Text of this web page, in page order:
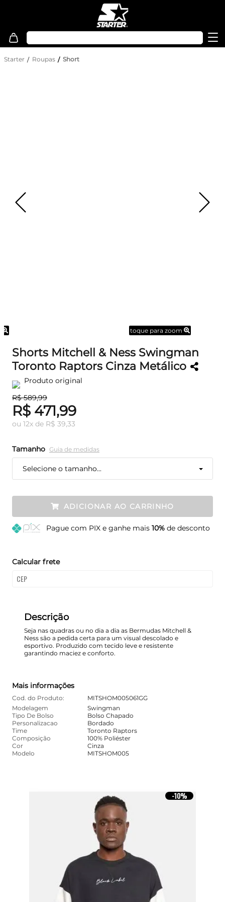
Starter Roupas Short
toque para zoom
Shorts Mitchell & Ness Swingman
Toronto Raptors Cinza Metálico
Produto original
R$ 589,99
R$ 471,99
ou 12x de R$ 39,33
Tamanho Guia de medidas
Selecione o tamanho...
ADICIONAR AO CARRINHO
Pague com PIX e ganhe mais 10%de desconto
Calcular frete
Descrição
Seja nas quadras ou no dia a dia as Bermudas Mitchell &
Ness são a pedida certa para um visual descolado e
esportivo. Produzido com tecido leve e resistente
garantindo maciez e conforto.
Mais informações
Cod. do Produto:
MITSHOM005061GG
Modelagem
Swingman
Tipo De Bolso
Bolso Chapado
Personalizacao
Bordado
Time
Toronto Raptors
Composição
100% Poliéster
Cor
Cinza
Modelo
MITSHOM005
-10%